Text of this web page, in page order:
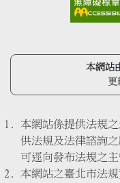
本網站
更
本網站係提供法規
供法規及法律諮詢
可逕向發布法規之主
本網站之臺北市法